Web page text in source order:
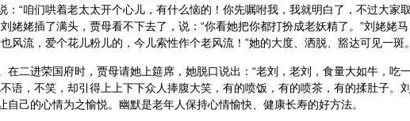
：“咱们哄着老太太开个心儿，有什么恼的！你先嘱咐我，我就明白了，不过大家
姥姥插了满头，贾母看不下去了，说：“你看她把你都打扮成老妖精了。”刘姥姥马
也风流，爱个花儿粉儿的，今儿索性作个老风流！”她的大度、洒脱、豁达可见一斑
在二进荣国府时，贾母请她上筵席，她脱口说出：“老刘，老刘，食量大如牛，吃
语，不笑，却引得上上下下众人捧腹大笑，有的喷饭，有的喷茶，有的揉肚子。
自己的心情为之愉悦。幽默是老年人保持心情愉快、健康长寿的好方法。